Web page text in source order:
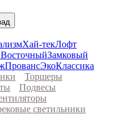
Хай-текЛофт
ВосточныйЗамковый
ПровансЭкоКлассика
Торшеры
Подвесы
светильники